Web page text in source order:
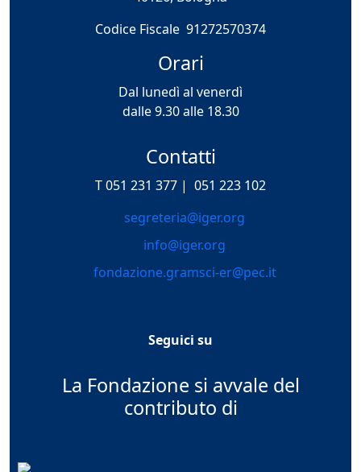
Codice Fiscale 91272570374
Orari
Dal lunedì al venerdì
dalle 9.30 alle 18.30
Contatti
T 051 231 377 | 051 223 102
segreteria@iger.org
info@iger.org
fondazione.gramsci-er@pec.it
Seguici su
La Fondazione si avvale del
contributo di